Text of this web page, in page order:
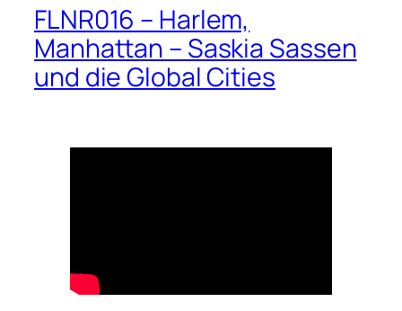
FLNR016 – Harlem,
Manhattan – Saskia Sassen
und die Global Cities